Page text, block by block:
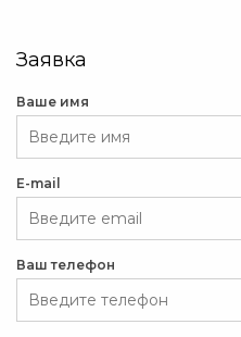
Заявка
Ваше имя
E-mail
Ваш телефон